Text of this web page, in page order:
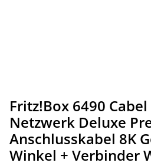
Fritz!Box 6490
Netzwerk Deluxe
Anschlusskabel 8K
Winkel + Verbinder